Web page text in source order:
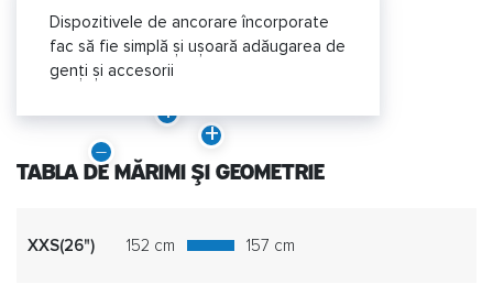
Dispozitivele de ancorare încorporate
fac să fie simplă și ușoară adăugarea de
genți și accesorii
TABLA DE MĂRIMI ȘI GEOMETRIE
XXS(26") 152 cm 157 cm